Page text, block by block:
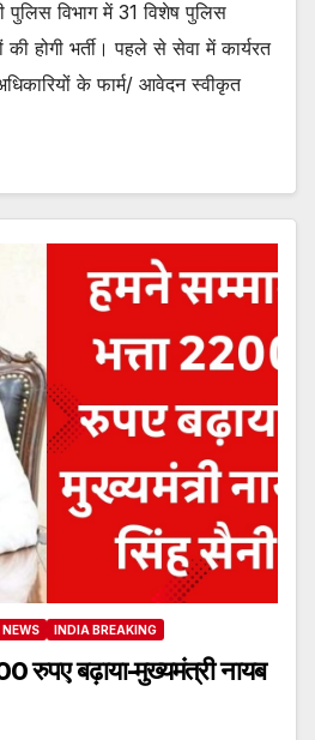
पुलिस विभाग में 31 विशेष पुलिस
होगी भर्ती। पहले से सेवा में कार्यरत
के फार्म/ आवेदन स्वीकृत
INDIA BREAKING
रुपए बढ़ाया-मुख्यमंत्री नायब